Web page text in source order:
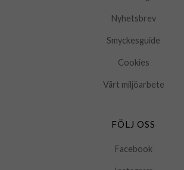
Nyhetsbrev
Smyckesguide
Cookies
Vårt miljöarbete
FÖLJ OSS
Facebook